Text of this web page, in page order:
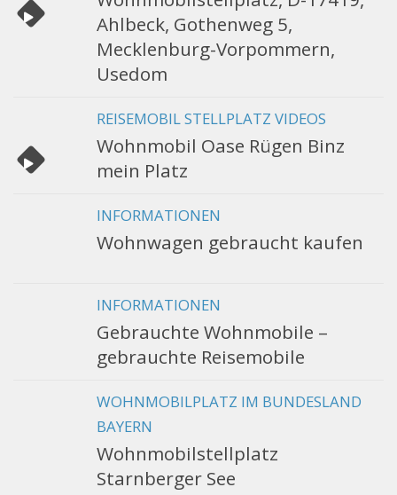
Ahlbeck, Gothenweg 5,
Mecklenburg-Vorpommern,
Usedom
REISEMOBIL STELLPLATZ VIDEOS
Wohnmobil Oase Rügen Binz
mein Platz
INFORMATIONEN
Wohnwagen gebraucht kaufen
INFORMATIONEN
Gebrauchte Wohnmobile –
gebrauchte Reisemobile
WOHNMOBILPLATZ IM BUNDESLAND
BAYERN
Wohnmobilstellplatz
Starnberger See